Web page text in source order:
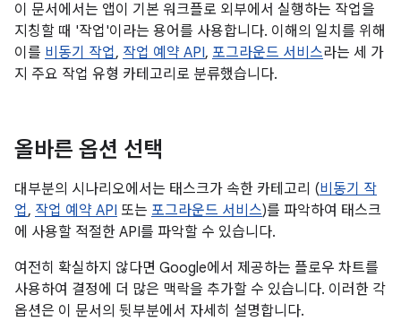
이 문서에서는 앱이 기본 워크플로 외부에서 실행하는 작업을
지칭할 때 '작업'이라는 용어를 사용합니다. 이해의 일치를 위해
이를 비동기 작업, 작업 예약 API, 포그라운드 서비스라는 세 가
지 주요 작업 유형 카테고리로 분류했습니다.
올바른 옵션 선택
대부분의 시나리오에서는 태스크가 속한 카테고리 (비동기 작
업, 작업 예약 API 또는 포그라운드 서비스)를 파악하여 태스크
에 사용할 적절한 API를 파악할 수 있습니다.
여전히 확실하지 않다면 Google에서 제공하는 플로우 차트를
사용하여 결정에 더 많은 맥락을 추가할 수 있습니다. 이러한 각
옵션은 이 문서의 뒷부분에서 자세히 설명합니다.